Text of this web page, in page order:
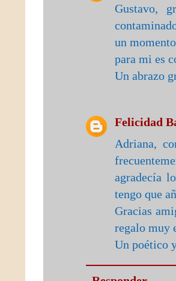
Gustavo,
un
para mi es
Un abrazo
Felicidad
Adriana,
agradecía
tengo que
Gracias
regalo muy
Un poético